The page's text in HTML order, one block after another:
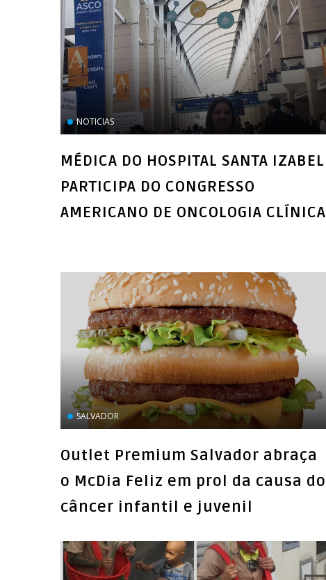
NOTICIAS
MÉDICA DO HOSPITAL SANTA IZABEL
PARTICIPA DO CONGRESSO
AMERICANO DE ONCOLOGIA CLÍNICA
SALVADOR
Outlet Premium Salvador abraça
o McDia Feliz em prol da causa do